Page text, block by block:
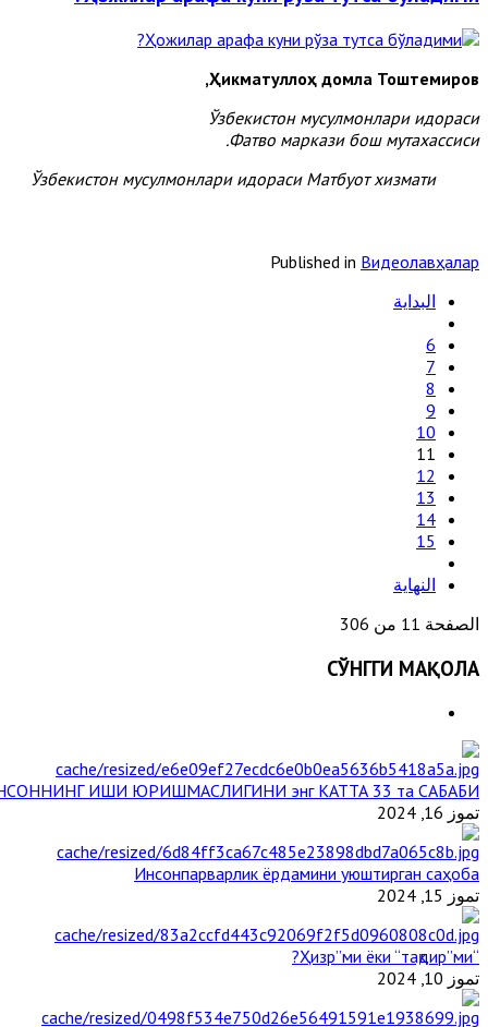
Ҳикматуллоҳ домла Тоштемиров,
Ўзбекистон мусулмонлари идораси
Фатво маркази бош мутахассиси.
Ўзбекистон мусулмонлари идораси Матбуот хизмати
Published in Видеолавҳалар
البداية
6
7
8
9
10
11
12
13
14
15
النهاية
الصفحة 11 من 306
СЎНГГИ МАҚОЛА
ИШИ ЮРИШМАСЛИГИНИ энг КАТТА 33 та САБАБИ
تموز 16, 2024
Инсонпарварлик ёрдамини уюштирган саҳоба
تموز 15, 2024
“Ҳизр”ми ёки “тақдир”ми?
تموز 10, 2024